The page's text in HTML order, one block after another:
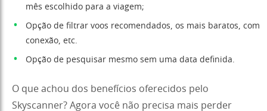
mês escolhido para a viagem;
Opção de filtrar voos recomendados, os mais baratos, com
conexão, etc.
Opção de pesquisar mesmo sem uma data definida.
O que achou dos benefícios oferecidos pelo
Skyscanner? Agora você não precisa mais perder